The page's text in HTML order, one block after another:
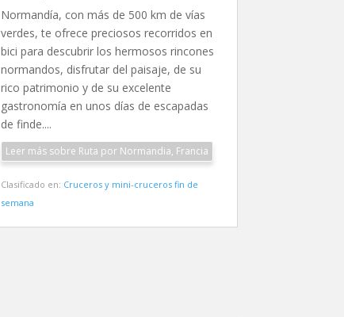
Normandía, con más de 500 km de vías
verdes, te ofrece preciosos recorridos en
bici para descubrir los hermosos rincones
normandos, disfrutar del paisaje, de su
rico patrimonio y de su excelente
gastronomía en unos días de escapadas
de finde....
Leer más sobre Ruta por Normandia, Francia
Clasificado en: Cruceros y mini-cruceros fin de
semana